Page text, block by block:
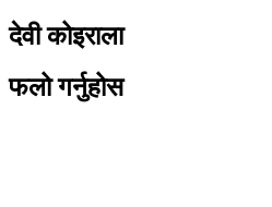
देवी कोइराला
फलो गर्नुहोस